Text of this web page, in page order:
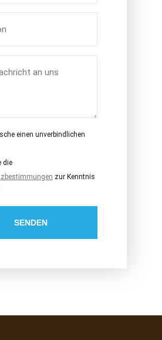
einen unverbindlichen
die
zur Kenntnis